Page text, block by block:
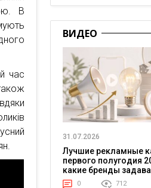
В
час
ВИДЕО
31.07.2026
Лучшие рекламные
первого полугодия
какие бренды
отрасли
0 712